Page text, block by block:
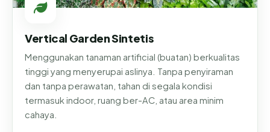
Vertical Garden Sintetis
Menggunakan tanaman artificial (buatan) berkualitas
tinggi yang menyerupai aslinya. Tanpa penyiraman
dan tanpa perawatan, tahan di segala kondisi
termasuk indoor, ruang ber-AC, atau area minim
cahaya.